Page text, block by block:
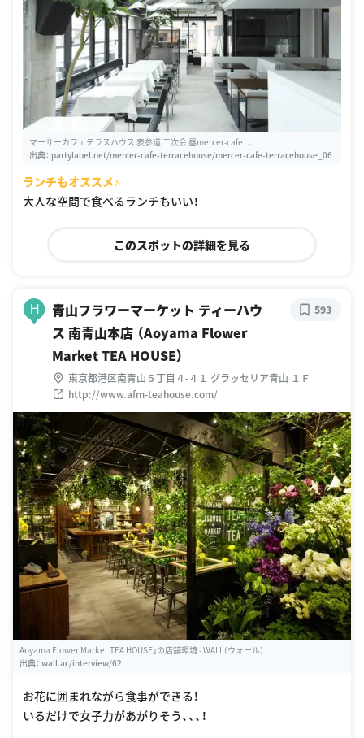
マーサーカフェテラスハウス 表参道 二次会 昼mercer-cafe ...
出典： partylabel.net/mercer-cafe-terracehouse/mercer-cafe-terracehouse_06
ランチもオススメ♪
大人な空間で食べるランチもいい！
このスポットの詳細を見る
H
青山フラワーマーケット ティーハウ
ス 南青山本店 （Aoyama Flower
Market TEA HOUSE）
東京都港区南青山５丁目４-４１ グラッセリア青山 １Ｆ
http://www.afm-teahouse.com/
593
Aoyama Flower Market TEA HOUSE」の店舗環境 - WALL（ウォール）
出典： wall.ac/interview/62
お花に囲まれながら食事ができる！
いるだけで女子力があがりそう、、、！